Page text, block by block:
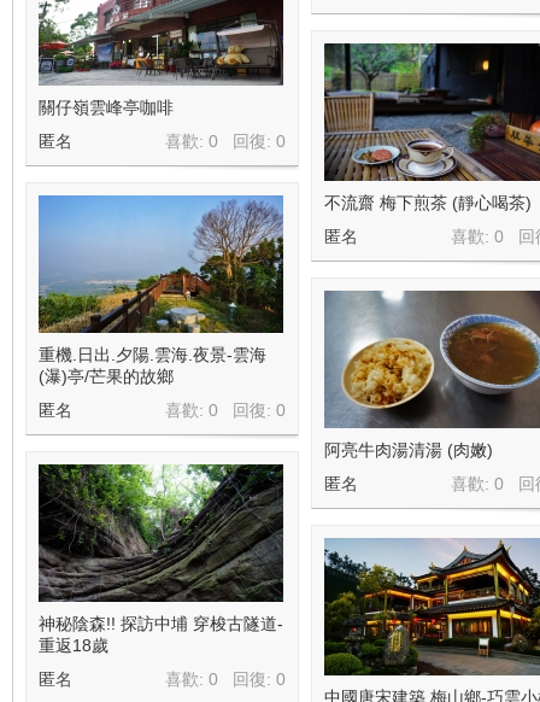
關仔嶺雲峰亭咖啡
喜歡: 0 回復: 0
匿名
不流齋 梅下煎茶 (靜心喝茶)
喜歡: 0 回
匿名
重機.日出.夕陽.雲海.夜景-雲海
(瀑)亭/芒果的故鄉
喜歡: 0 回復: 0
匿名
阿亮牛肉湯清湯 (肉嫩)
喜歡: 0 回
匿名
神秘陰森!! 探訪中埔 穿梭古隧道-
重返18歲
喜歡: 0 回復: 0
匿名
中國唐宋建築 梅山鄉-巧雲